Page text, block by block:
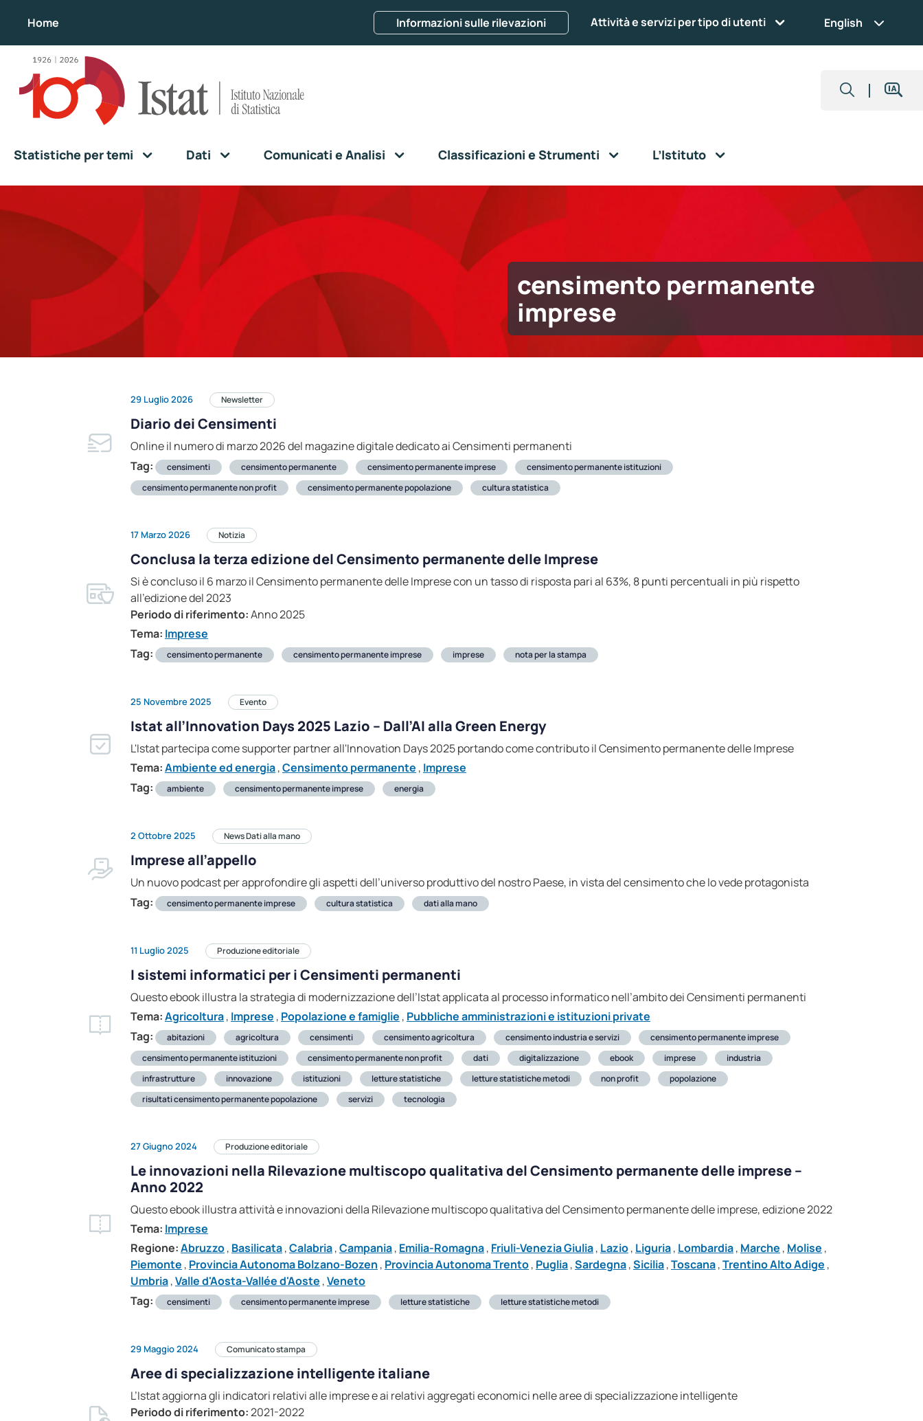
Home Informazioni sulle rilevazioni Attività e servizi per tipo di utenti English
Statistiche per temi Dati Comunicati e Analisi Classificazioni e Strumenti L’Istituto
censimento permanente
imprese
29 Luglio 2026 Newsletter
Diario dei Censimenti
Online il numero di marzo 2026 del magazine digitale dedicato ai Censimenti permanenti
Tag:
censimenti censimento permanente censimento permanente imprese
censimento permanente istituzioni
censimento permanente non profit
censimento permanente popolazione cultura statistica
17 Marzo 2026 Notizia
Conclusa la terza edizione del Censimento permanente delle Imprese
Si è concluso il 6 marzo il Censimento permanente delle Imprese con un tasso di risposta pari al 63%, 8 punti percentuali in più rispetto
all'edizione del 2023
Periodo di riferimento:Anno 2025
Tema: Imprese
Tag:
censimento permanente censimento permanente imprese imprese nota per la stampa
25 Novembre 2025 Evento
Istat all’Innovation Days 2025 Lazio – Dall’AI alla Green Energy
L'Istat partecipa come supporter partner all'Innovation Days 2025 portando come contributo il Censimento permanente delle Imprese
Tema:Ambiente ed energia,Censimento permanente , Imprese
Tag:
ambiente censimento permanente imprese energia
2 Ottobre 2025 News Dati alla mano
Imprese all’appello
Un nuovo podcast per approfondire gli aspetti dell’universo produttivo del nostro Paese, in vista del censimento che lo vede protagonista
Tag:
censimento permanente imprese cultura statistica dati alla mano
11 Luglio 2025 Produzione editoriale
I sistemi informatici per i Censimenti permanenti
Questo ebook illustra la strategia di modernizzazione dell’Istat applicata al processo informatico nell’ambito dei Censimenti permanenti
Tema:Agricoltura, Imprese , Popolazione e famiglie , Pubbliche amministrazioni e istituzioni private
Tag:
abitazioni agricoltura censimenti censimento agricoltura censimento industria e servizi
censimento permanente imprese
censimento permanente istituzioni
censimento permanente non profit dati digitalizzazione ebook imprese
industria
infrastrutture
innovazione istituzioni letture statistiche letture statistiche metodi non profit
popolazione
risultati censimento permanente popolazione
servizi tecnologia
27 Giugno 2024 Produzione editoriale
Le innovazioni nella Rilevazione multiscopo qualitativa del Censimento permanente delle imprese –
Anno 2022
Questo ebook illustra attività e innovazioni della Rilevazione multiscopo qualitativa del Censimento permanente delle imprese, edizione 2022
Tema: Imprese
Regione:Abruzzo, Basilicata,Calabria,Campania, Emilia-Romagna, Friuli-Venezia Giulia, Lazio, Liguria, Lombardia, Marche , Molise ,
Piemonte , Provincia Autonoma Bolzano-Bozen , Provincia Autonoma Trento, Puglia,Sardegna,Sicilia,Toscana,Trentino Alto Adige ,
Umbria,Valle d'Aosta-Vallée d'Aoste ,Veneto
Tag:
censimenti censimento permanente imprese letture statistiche letture statistiche metodi
29 Maggio 2024 Comunicato stampa
Aree di specializzazione intelligente italiane
L’Istat aggiorna gli indicatori relativi alle imprese e ai relativi aggregati economici nelle aree di specializzazione intelligente
Periodo di riferimento:2021-2022